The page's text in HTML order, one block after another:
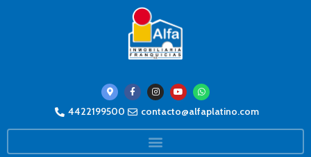
4422199500 contacto@alfaplatino.com